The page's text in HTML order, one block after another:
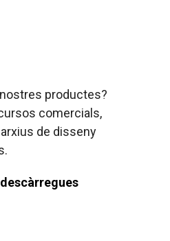
productes?
comercials,
de disseny